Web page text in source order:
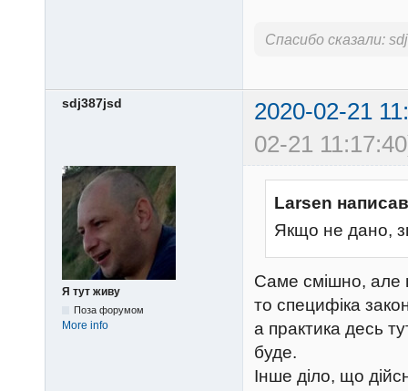
Спасибо сказали:
sdj387jsd
2020-02-21
02-21
Я тут живу
Поза форумом
More info
Larsen
Якщо не дано,
Саме смішно, але
то специфіка
а практика десь
буде.
Інше діло, що